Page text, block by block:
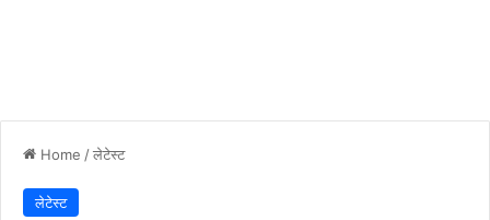
Home /लेटेस्ट
लेटेस्ट